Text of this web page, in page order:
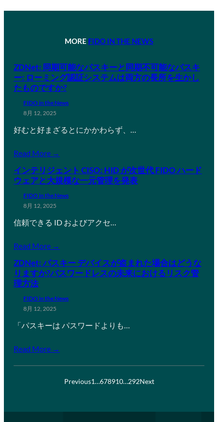
MORE FIDO IN THE NEWS
ZDNet: 同期可能なパスキーと同期不可能なパスキ
ー: ローミング認証システムは両方の長所を生かし
たものですか?
FIDO in the News
8月 12, 2025
好むと好まざるとにかかわらず、…
Read More →
インテリジェント CISO: HID が次世代 FIDO ハード
ウェアと大規模な一元管理を発表
FIDO in the News
8月 12, 2025
信頼できる ID およびアクセ…
Read More →
ZDNet: パスキー デバイスが盗まれた場合はどうな
りますか?パスワードレスの未来におけるリスク管
理方法
FIDO in the News
8月 12, 2025
「パスキーは パスワードよりも…
Read More →
Previous1…678910…292Next